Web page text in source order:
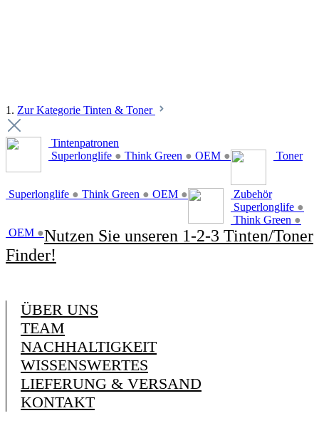
1. Zur Kategorie Tinten & Toner
Tintenpatronen
Superlonglife ● Think Green ● OEM ● Toner
Superlonglife ● Think Green ● OEM ●
Zubehör
Superlonglife ●
Think Green ●
OEM ●Nutzen Sie unseren 1-2-3 Tinten/Toner
Finder!
ÜBER UNS
TEAM
NACHHALTIGKEIT
WISSENSWERTES
LIEFERUNG & VERSAND
KONTAKT